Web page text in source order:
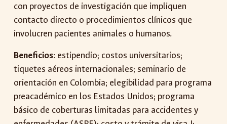
con proyectos de investigación que impliquen
contacto directo o procedimientos clínicos que
involucren pacientes animales o humanos.
Beneficios: estipendio; costos universitarios;
tiquetes aéreos internacionales; seminario de
orientación en Colombia; elegibilidad para programa
preacadémico en los Estados Unidos; programa
básico de coberturas limitadas para accidentes y